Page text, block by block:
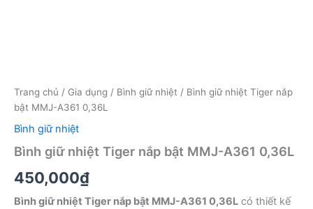
Trang chủ / Gia dụng / Bình giữ nhiệt / Bình giữ nhiệt Tiger nắp
bật MMJ-A361 0,36L
Bình giữ nhiệt
Bình giữ nhiệt Tiger nắp bật MMJ-A361 0,36L
450,000₫
Bình giữ nhiệt Tiger nắp bật MMJ-A361 0,36L có thiết kế